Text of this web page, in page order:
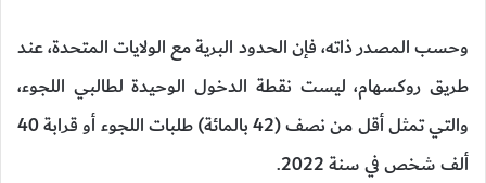
وحسب المصدر ذاته، فإن الحدود البرية مع الولايات المتحدة، عند
طريق روكسهام، ليست نقطة الدخول الوحيدة لطالبي اللجوء،
والتي تمثل أقل من نصف (42 بالمائة) طلبات اللجوء أو قرابة 40
ألف شخص في سنة 2022.